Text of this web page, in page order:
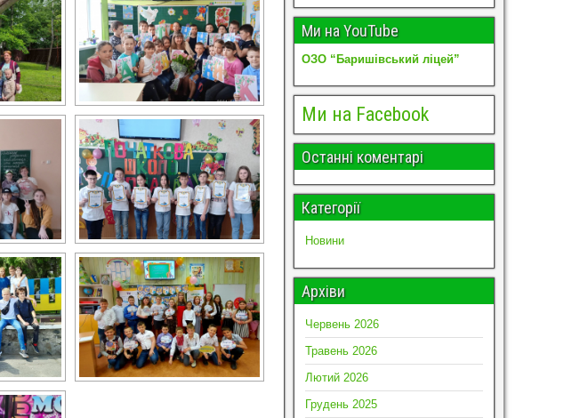
Ми на YouTube
ОЗО “Баришівський ліцей”
Ми на Facebook
Останні коментарі
Категорії
Новини
Архіви
Червень 2026
Травень 2026
Лютий 2026
Грудень 2025